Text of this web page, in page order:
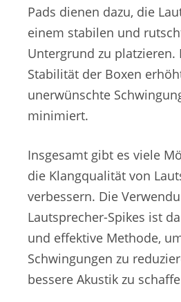
Pads dienen dazu, die
einem stabilen und
Untergrund zu
Stabilität der Boxen
unerwünschte
minimiert.
Insgesamt gibt es viele
die Klangqualität von
verbessern. Die
Lautsprecher-Spikes ist
und effektive Methode,
Schwingungen zu
bessere Akustik zu